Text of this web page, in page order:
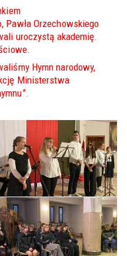
Pawła Orzechowskiego
uroczystą akademię.
Hymn narodowy,
Ministerstwa